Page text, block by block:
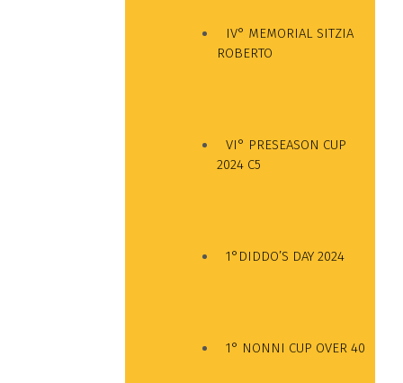
IV° MEMORIAL SITZIA
ROBERTO
VI° PRESEASON CUP
2024 C5
1°DIDDO’S DAY 2024
1° NONNI CUP OVER 40